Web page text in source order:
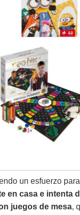
un esfuerzo para
en casa e intenta
juegos de mesa,